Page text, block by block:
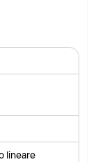
lineare